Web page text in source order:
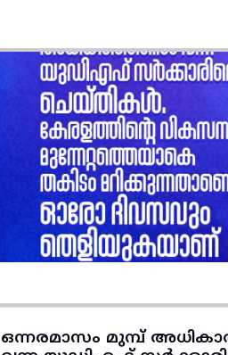
ഒന്നരമാസം മുമ്പ്‌